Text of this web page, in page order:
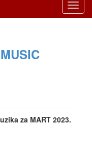
za MART 2023.